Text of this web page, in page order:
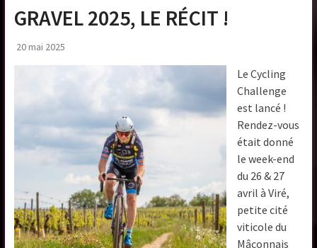
GRAVEL 2025, LE RÉCIT !
20 mai 2025
Le Cycling
Challenge
est lancé !
Rendez-vous
était donné
le week-end
du 26 & 27
avril à Viré,
petite cité
viticole du
Mâconnais